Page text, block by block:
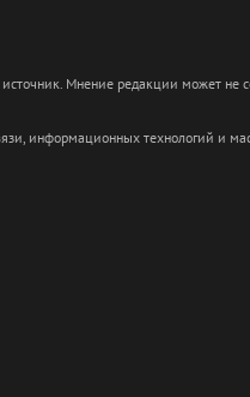
Мнение редакции может
информационных технологий